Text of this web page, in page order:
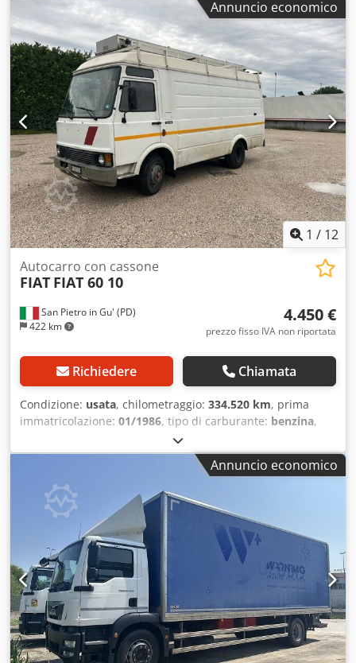
Daily 35C14 Furgone in lega sponda COLORE: BIANCO
ANNO: 2024-04 KM: 45.000 PASSO: 3.750 PTT: 3.500
CILINDRATA: 2.287 Euro 6ALIMENTAZIONE: DIESEL Csdpfx
Amszdwphsuerf
Annuncio economico
1 / 12
San Pietro in Gu' (PD)
422 km
Autocarro con cassone
FIAT FIAT 60 10
4.450 €
prezzo fisso IVA non riportata
Richiedere Chiamata
Condizione: usata, chilometraggio: 334.520 km, prima
immatricolazione: 01/1986, tipo di carburante: benzina,
2 assi
ingranaggio:meccanico, Anno di produzione:1986,
TARGA: PD9815306 TITOLO: FIAT 60 10 USATO VEICOLO
USO SPECIALE PER NEGOZIO AMBULANTE (PATENTE C) RIF.
25C40 ANNO: 1986CAVALLI: 100 CILINDRATA: 4570 EURO:
0KM: 334.520 CAMBIO: manuale LUNGHEZZA FURGONE
TOTALE: 6,00 mtLARGHEZZA FURGONE TOTALE: 2,10
mt ALTEZZA FURGONE TOTALE: 3,00 mt LUNGHEZZA
FURGONE INTERNO: 4,10 mtLARGHEZZA FURGONE
INTERNO: 1,82 mt ALTEZZA FURGONE INTERNA : 1,90 mt
ITALIANO / ESTERO: italiano ASSI: 2PASSO: 3000N. POSTI: 3
PORTATA: Crjdpfx Amjxya I Souef ACCESSORI: -
BAGAGLIERA SUL TETTO CON TELO MANUALE DA
SOSTITUIRE RICONDIZIONATO: no REVISIONATO:
Annuncio economico